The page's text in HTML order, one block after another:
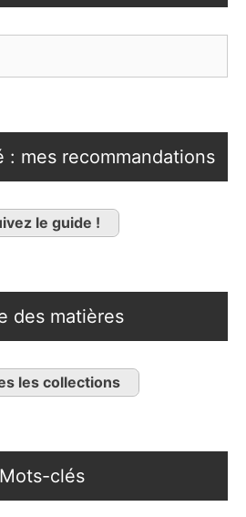
: mes recommandations
le guide !
des matières
les collections
Mots-clés